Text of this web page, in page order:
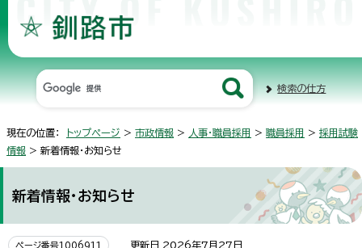
検索の仕方
現在の位置： トップページ > 市政情報 > 人事・職員採用 > 職員採用 > 採用試験
情報 > 新着情報・お知らせ
新着情報・お知らせ
ページ番号1006911 更新日 2026年7月27日